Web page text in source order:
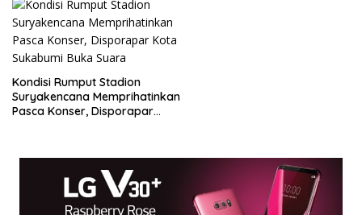
Kondisi Rumput Stadion
Suryakencana Memprihatinkan
Pasca Konser, Disporapar